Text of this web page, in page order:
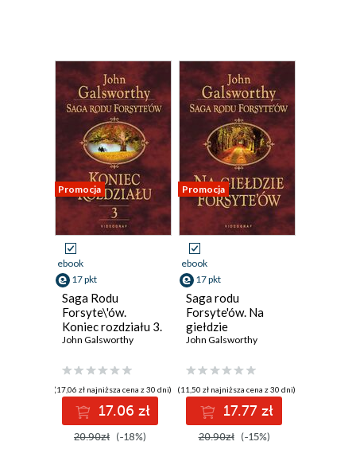
Promocja
ebook
17 pkt
Saga Rodu
Forsyte\'ów.
Koniec rozdziału 3.
Za rzeką
John Galsworthy
(17,06 zł najniższa cena z 30 dni)
17.06 zł
20.90zł (-18%)
Promocja
ebook
17 pkt
Saga rodu
Forsyte'ów. Na
giełdzie
Forsyte'ów
John Galsworthy
(11,50 zł najniższa cena z 30 dni)
17.77 zł
20.90zł (-15%)